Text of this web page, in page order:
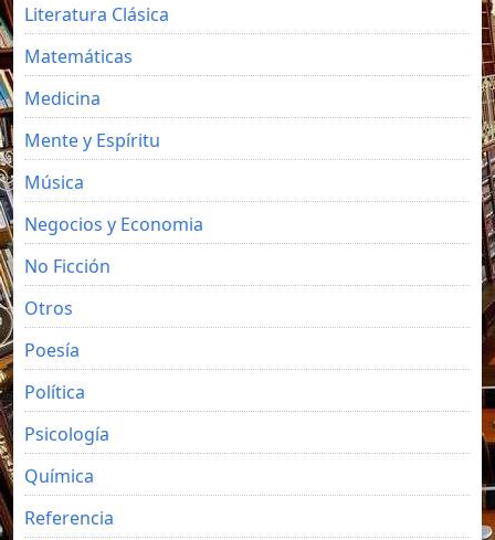
Literatura Clásica
Matemáticas
Medicina
Mente y Espíritu
Música
Negocios y Economia
No Ficción
Otros
Poesía
Política
Psicología
Química
Referencia